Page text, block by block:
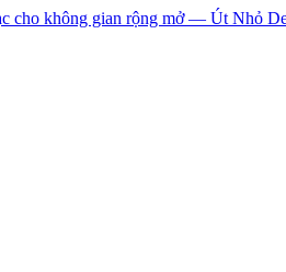
cho không gian rộng mở — Út Nhỏ